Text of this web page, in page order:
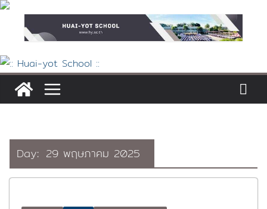
Skip
content
Day: 29 พฤษภาคม 2025